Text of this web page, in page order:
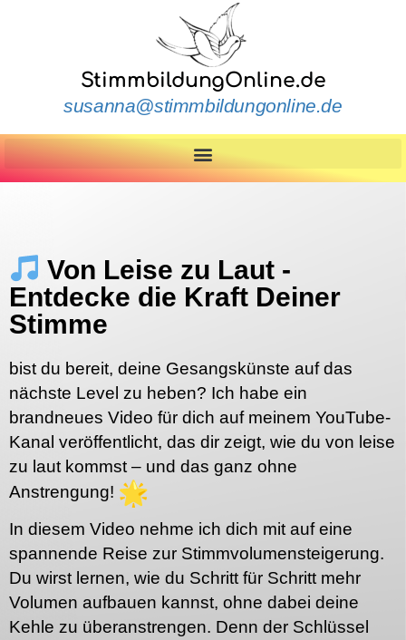
StimmbildungOnline.de
susanna@stimmbildungonline.de
Von Leise zu Laut -
Entdecke die Kraft Deiner
Stimme
bist du bereit, deine Gesangskünste auf das
nächste Level zu heben? Ich habe ein
brandneues Video für dich auf meinem YouTube-
Kanal veröffentlicht, das dir zeigt, wie du von leise
zu laut kommst – und das ganz ohne
Anstrengung!
In diesem Video nehme ich dich mit auf eine
spannende Reise zur Stimmvolumensteigerung.
Du wirst lernen, wie du Schritt für Schritt mehr
Volumen aufbauen kannst, ohne dabei deine
Kehle zu überanstrengen. Denn der Schlüssel